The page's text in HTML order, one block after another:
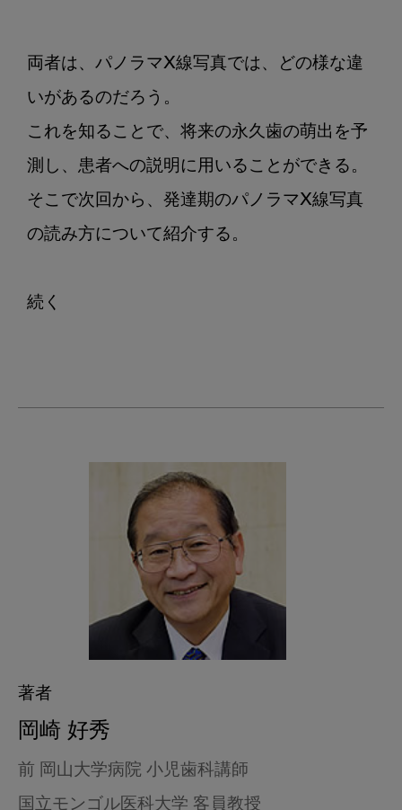
両者は、パノラマX線写真では、どの様な違
いがあるのだろう。
これを知ることで、将来の永久歯の萌出を予
測し、患者への説明に用いることができる。
そこで次回から、発達期のパノラマX線写真
の読み方について紹介する。
続く
著者
岡崎 好秀
前 岡山大学病院 小児歯科講師
国立モンゴル医科大学 客員教授